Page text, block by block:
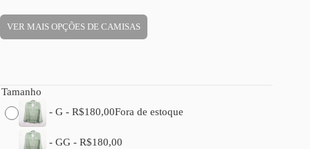
VER MAIS OPÇÕES DE CAMISAS
Tamanho
- G - R$180,00Fora de estoque
- GG - R$180,00